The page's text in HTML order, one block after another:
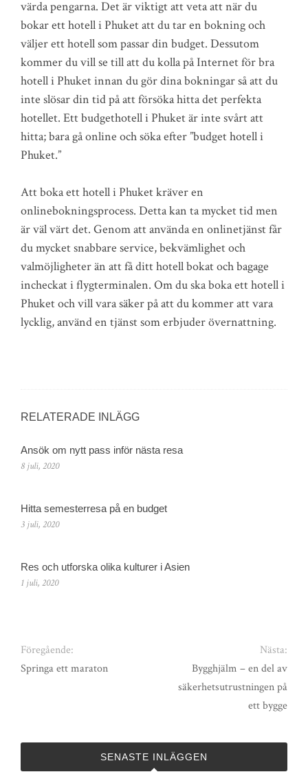
värda pengarna. Det är viktigt att veta att när du
bokar ett hotell i Phuket att du tar en bokning och
väljer ett hotell som passar din budget. Dessutom
kommer du vill se till att du kolla på Internet för bra
hotell i Phuket innan du gör dina bokningar så att du
inte slösar din tid på att försöka hitta det perfekta
hotellet. Ett budgethotell i Phuket är inte svårt att
hitta; bara gå online och söka efter ”budget hotell i
Phuket.”
Att boka ett hotell i Phuket kräver en
onlinebokningsprocess. Detta kan ta mycket tid men
är väl värt det. Genom att använda en onlinetjänst får
du mycket snabbare service, bekvämlighet och
valmöjligheter än att få ditt hotell bokat och bagage
incheckat i flygterminalen. Om du ska boka ett hotell i
Phuket och vill vara säker på att du kommer att vara
lycklig, använd en tjänst som erbjuder övernattning.
RELATERADE INLÄGG
Ansök om nytt pass inför nästa resa
8 juli, 2020
Hitta semesterresa på en budget
3 juli, 2020
Res och utforska olika kulturer i Asien
1 juli, 2020
Föregående:
Springa ett maraton
Nästa:
Bygghjälm – en del av
säkerhetsutrustningen på
ett bygge
SENASTE INLÄGGEN